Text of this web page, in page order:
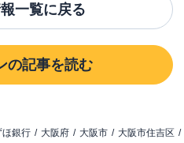
一覧に戻る
の記事を読む
ほ銀行 大阪府 大阪市 大阪市住吉区